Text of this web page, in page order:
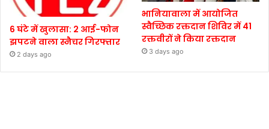
6 घंटे में खुलासा: 2 आई-फोन
झपटने वाला स्नैचर गिरफ्तार
2 days ago
भानियावाला में आयोजित
स्वैच्छिक रक्तदान शिविर में 41
रक्तवीरों ने किया रक्तदान
3 days ago